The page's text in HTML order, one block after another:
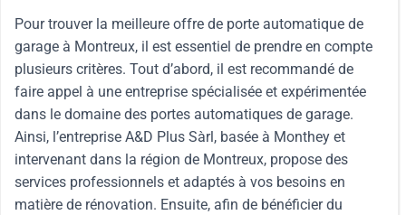
Pour trouver la meilleure offre de porte automatique de
garage à Montreux, il est essentiel de prendre en compte
plusieurs critères. Tout d’abord, il est recommandé de
faire appel à une entreprise spécialisée et expérimentée
dans le domaine des portes automatiques de garage.
Ainsi, l’entreprise A&D Plus Sàrl, basée à Monthey et
intervenant dans la région de Montreux, propose des
services professionnels et adaptés à vos besoins en
matière de rénovation. Ensuite, afin de bénéficier du